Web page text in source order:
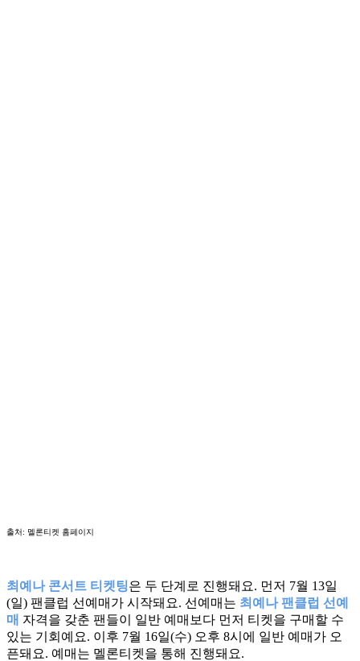
출처: 멜론티켓 홈페이지
최예나 콘서트 티켓팅은 두 단계로 진행돼요. 먼저 7월 13일
(일) 팬클럽 선예매가 시작돼요. 선예매는 최예나 팬클럽 선예
매 자격을 갖춘 팬들이 일반 예매보다 먼저 티켓을 구매할 수
있는 기회예요. 이후 7월 16일(수) 오후 8시에 일반 예매가 오
픈돼요. 예매는 멜론티켓을 통해 진행돼요.